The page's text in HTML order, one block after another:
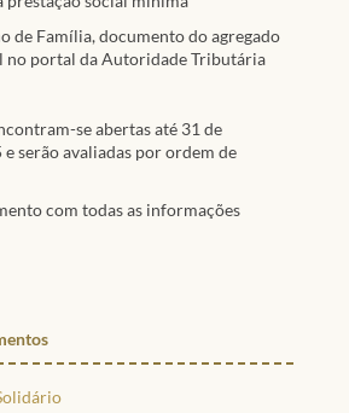
de Família, documento do agregado
portal da Autoridade Tributária
se abertas até 31 de
serão avaliadas por ordem de
com todas as informações